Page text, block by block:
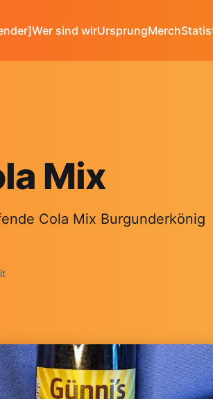
Wer sind wirUrsprungMerch
Mix
Cola Mix Burgunderkönig